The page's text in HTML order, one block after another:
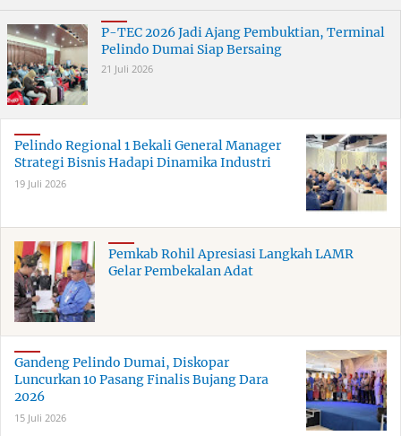
P-TEC 2026 Jadi Ajang Pembuktian, Terminal
Pelindo Dumai Siap Bersaing
21 Juli 2026
Pelindo Regional 1 Bekali General Manager
Strategi Bisnis Hadapi Dinamika Industri
19 Juli 2026
Pemkab Rohil Apresiasi Langkah LAMR
Gelar Pembekalan Adat
Gandeng Pelindo Dumai, Diskopar
Luncurkan 10 Pasang Finalis Bujang Dara
2026
15 Juli 2026